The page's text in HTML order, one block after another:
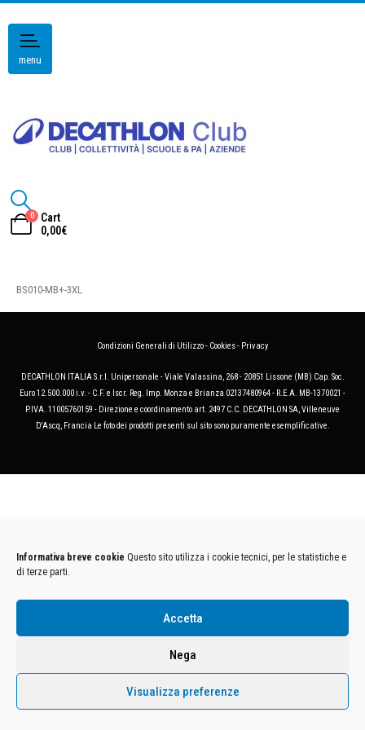
Informativa breve cookie Questo sito utilizza i cookie tecnici, per le statistiche e
di terze parti.
Accetta
Nega
Visualizza preferenze
menu
0
Cart
0,00€
BS010-MB+-3XL
Condizioni Generali di Utilizzo- Cookies- Privacy
DECATHLON ITALIA S.r.l. Unipersonale - Viale Valassina, 268 - 20851 Lissone (MB) Cap. Soc.
Euro 12.500.000 i.v. - C.F. e Iscr. Reg. Imp. Monza e Brianza 02137480964 - R.E.A. MB-1370021 -
P.IVA. 11005760159 - Direzione e coordinamento art. 2497 C.C. DECATHLON SA, Villeneuve
D'Ascq, Francia Le foto dei prodotti presenti sul sito sono puramente esemplificative.